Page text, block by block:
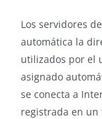
Los servidores
automática la
utilizados por el
asignado
se conecta a
registrada en